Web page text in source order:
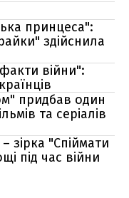
принцеса":
здійснила
війни":
придбав один
та серіалів
зірка "Спіймати
під час війни